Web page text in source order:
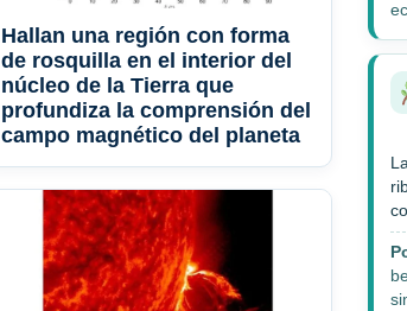
Hallan una región con forma
de rosquilla en el interior del
núcleo de la Tierra que
profundiza la comprensión del
campo magnético del planeta